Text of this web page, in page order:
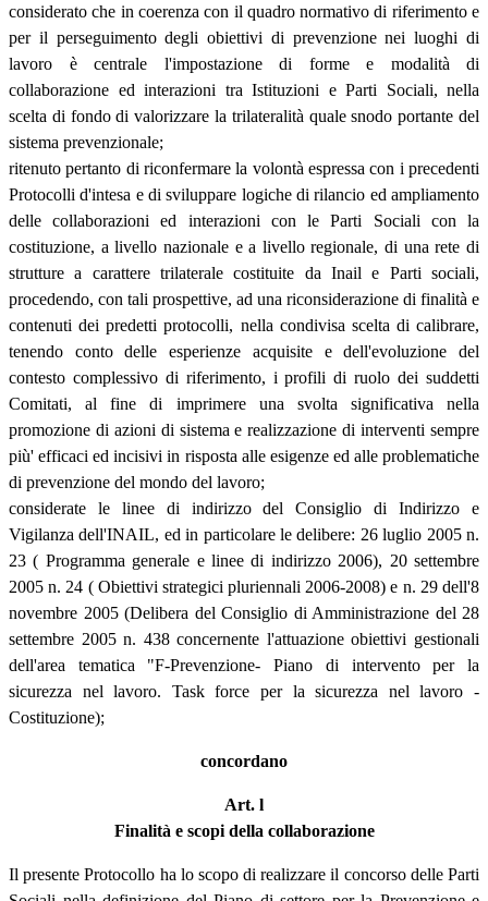
considerato che in coerenza con il quadro normativo di riferimento e
per il perseguimento degli obiettivi di prevenzione nei luoghi di
lavoro è centrale l'impostazione di forme e modalità di
collaborazione ed interazioni tra Istituzioni e Parti Sociali, nella
scelta di fondo di valorizzare la trilateralità quale snodo portante del
sistema prevenzionale;
ritenuto pertanto di riconfermare la volontà espressa con i precedenti
Protocolli d'intesa e di sviluppare logiche di rilancio ed ampliamento
delle collaborazioni ed interazioni con le Parti Sociali con la
costituzione, a livello nazionale e a livello regionale, di una rete di
strutture a carattere trilaterale costituite da Inail e Parti sociali,
procedendo, con tali prospettive, ad una riconsiderazione di finalità e
contenuti dei predetti protocolli, nella condivisa scelta di calibrare,
tenendo conto delle esperienze acquisite e dell'evoluzione del
contesto complessivo di riferimento, i profili di ruolo dei suddetti
Comitati, al fine di imprimere una svolta significativa nella
promozione di azioni di sistema e realizzazione di interventi sempre
più' efficaci ed incisivi in risposta alle esigenze ed alle problematiche
di prevenzione del mondo del lavoro;
considerate le linee di indirizzo del Consiglio di Indirizzo e
Vigilanza dell'INAIL, ed in particolare le delibere: 26 luglio 2005 n.
23 ( Programma generale e linee di indirizzo 2006), 20 settembre
2005 n. 24 ( Obiettivi strategici pluriennali 2006-2008) e n. 29 dell'8
novembre 2005 (Delibera del Consiglio di Amministrazione del 28
settembre 2005 n. 438 concernente l'attuazione obiettivi gestionali
dell'area tematica "F-Prevenzione- Piano di intervento per la
sicurezza nel lavoro. Task force per la sicurezza nel lavoro -
Costituzione);
concordano
Art. l
Finalità e scopi della collaborazione
Il presente Protocollo ha lo scopo di realizzare il concorso delle Parti